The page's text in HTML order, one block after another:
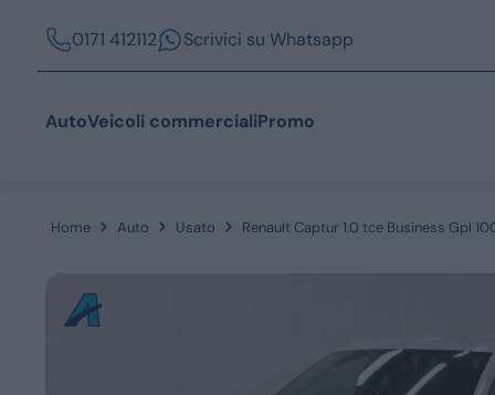
0171 412112 Scrivici su Whatsapp
AutoVeicoli commercialiPromo
Home Auto Usato Renault Captur 1.0 tce Business Gpl